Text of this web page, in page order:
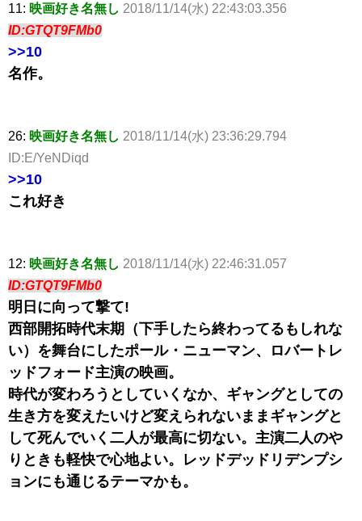
11: 映画好き名無し 2018/11/14(水) 22:43:03.356
ID:GTQT9FMb0
>>10
名作。
26: 映画好き名無し 2018/11/14(水) 23:36:29.794
ID:E/YeNDiqd
>>10
これ好き
12: 映画好き名無し 2018/11/14(水) 22:46:31.057
ID:GTQT9FMb0
明日に向って撃て!
西部開拓時代末期（下手したら終わってるもしれな
い）を舞台にしたポール・ニューマン、ロバートレ
ッドフォード主演の映画。
時代が変わろうとしていくなか、ギャングとしての
生き方を変えたいけど変えられないままギャングと
して死んでいく二人が最高に切ない。主演二人のや
りときも軽快で心地よい。レッドデッドリデンプシ
ョンにも通じるテーマかも。